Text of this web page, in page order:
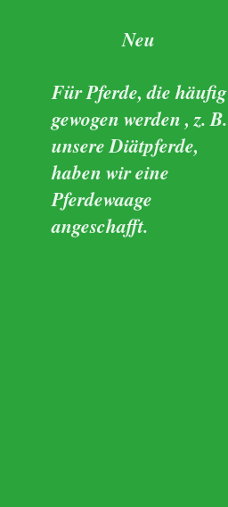
Neu
Für Pferde, die häufig
gewogen werden , z. B.
unsere Diätpferde,
haben wir eine
Pferdewaage
angeschafft.